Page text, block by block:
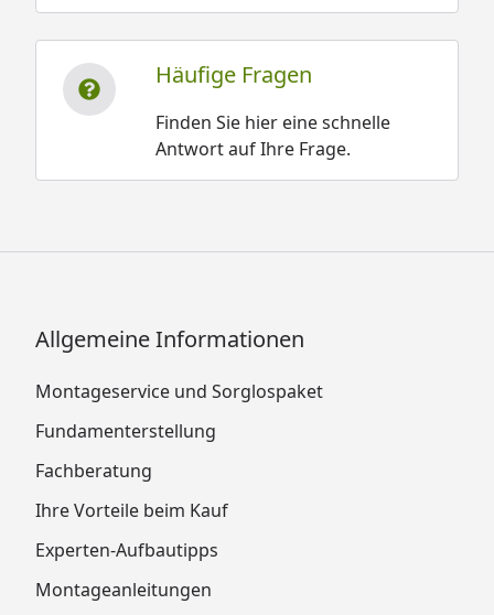
Häufige Fragen
Finden Sie hier eine schnelle
Antwort auf Ihre Frage.
Allgemeine Informationen
Montageservice und Sorglospaket
Fundamenterstellung
Fachberatung
Ihre Vorteile beim Kauf
Experten-Aufbautipps
Montageanleitungen